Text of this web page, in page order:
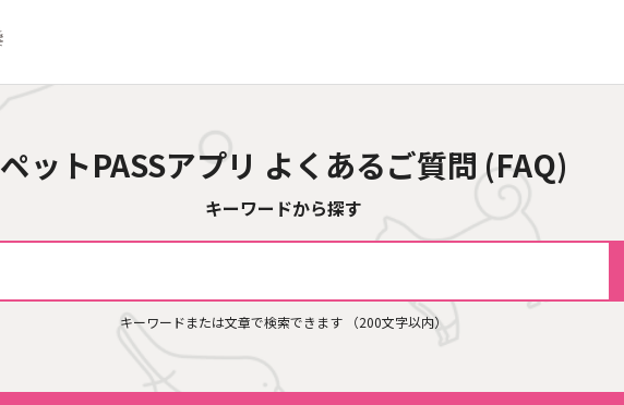
ペットPASSアプリ よくあるご質問 (FAQ)
キーワードから探す
キーワードまたは文章で検索できます （200文字以内）